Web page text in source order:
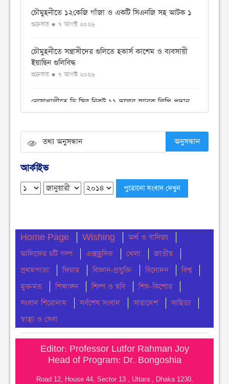
চৌমুহনীতে ১২কেজি গাঁজা ও একটি সিএনজি সহ আটক ১
শুক্রবার ● ৭ আগস্ট ২০২৬
চৌমুহনীতে সন্ত্রাসীদের গুলিতে হকার্স কাশেম ও ব্যবসায়ী
ইয়াছিন গুলিবিদ্ধ
শুক্রবার ● ৭ আগস্ট ২০২৬
নোয়াখালীতে ডি সির নিকট ১১ দলের স্মারক লিপি প্রদান
বৃহস্পতিবার ● ৬ আগস্ট ২০২৬
বেগমগঞ্জে ১১ দলীয় ঐক্যের বিক্ষোভ সমাবেশ ও গণমিছিল
অনুষ্ঠিত
বুধবার ● ৫ আগস্ট ২০২৬
চেয়ারম্যান পদে জনপ্রিয়তার শীর্ষে এম শহীদ
নোয়াখালীতে ডাকাতির ঘটনায় ৪ ডাকাত গ্রেফতার
বুধবার ● ৫ আগস্ট ২০২৬
সংবিধান থেকে বাতিল হতে পারে শেখ মুজিবুর রহমানের
‘জাতির পিতা’ স্বীকৃতি
মঙ্গলবার ● ৪ আগস্ট ২০২৬
ঢাকা কলেজে ছাত্রদল-শিবিরের সংঘর্ষ
মঙ্গলবার ● ৪ আগস্ট ২০২৬
নোয়াখালীতে সি এন জি পাম্প গুলোতে গ্যাস সংকট
অনুসন্ধান
আর্কাইভ
Home Page Wishing
অর্থ ও বানিজ্য
আলিফের চটি গল্প
এক্সক্লুসিভ খেলা
জাতীয়
প্রথমপাতা
ফিচার বিজ্ঞান-প্রযুক্তি বিনোদন
বিশ্ব
মুক্তমত
শিক্ষাঙ্গন শিল্প ও ছবি
শিশু-কিশোর
সংবাদ শিরোনাম
সর্বশেষ সংবাদ সারাদেশ
সাহিত্য
স্বাস্থ্য ও সেবা
Editor: Professor Lutfor Rahman Joy
Head of Program: Dr. Bongoshia
Road 12, House 44, Sector 13 , Uttara , Dhaka 1230,